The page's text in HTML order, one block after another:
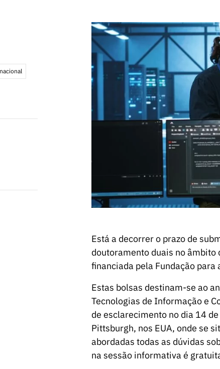
Está a decorrer o prazo de
doutoramento duais no âmbito
financiada pela Fundação para
Estas bolsas destinam-se ao
Tecnologias de Informação e
de esclarecimento no dia 14
Pittsburgh, nos EUA, onde se
abordadas todas as dúvidas
na sessão informativa é